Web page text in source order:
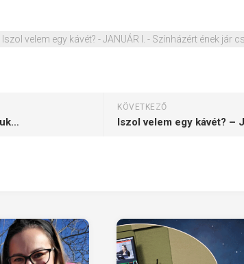
Iszol velem egy kávét? - JANUÁR I. - Színházért ének jár
KÖVETKEZŐ